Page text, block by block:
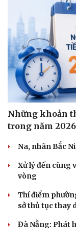
Những khoản
trong năm 2026
Na, nhãn Bắc
Xử lý đến cùng
vòng
Thí điểm
sở thủ tục thay
Đà Nẵng: Phát